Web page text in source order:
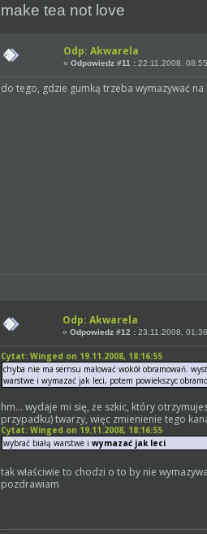
make tea not love
Odp: Akwarela
«Odpowiedz #11 : 22.11.2008,
do tego, gdzie gumką trzeba wymazywać
Odp: Akwarela
«Odpowiedz #12 : 23.11.2008,
Cytat: Winged on 19.11.2008, 18:16:55
chyba nie ma sernsu malować wokół obramowań.
warstwe i wymazać jak leci, potem powiekszyc
hm... wydaje mi się, że szkic, który
przypadku) twarzy, więc zmienienie tego
Cytat: Winged on 19.11.2008, 18:16:55
wybrać białą warstwe iwymazać jak leci
tak właściwie to chodzi o to by nie
pozdrawiam